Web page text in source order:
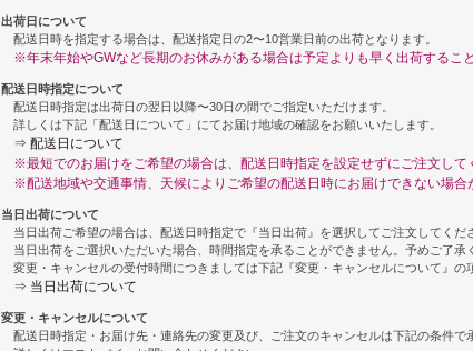
出荷日について
配送日時を指定する場合は、配送指定日の2〜10営業日前の出荷となります。
※年末年始やGWなど長期のお休みがある場合は予定よりも早く出荷するこ
配送日時指定について
配送日時指定は出荷日の翌日以降〜30日の間でご指定いただけます。
詳しくは下記「配送日について」にてお届け地域の確認をお願いいたします。
⇒ 配送日について
※最短でのお届けをご希望の場合は、配送日時指定を設定せずにご注文して
※配送地域や交通事情、天候によりご希望の配送日時にお届けできない場合
当日出荷について
当日出荷ご希望の場合は、配送日時指定で『当日出荷』を選択してご注文してくだ
当日出荷をご選択いただいた場合、時間指定を承ることができません。予めご了承
変更・キャンセルの受付時間につきましては下記『変更・キャンセルについて』の
⇒ 当日出荷について
変更・キャンセルについて
配送日時指定・お届け先・連絡先の変更及び、ご注文のキャンセルは下記の条件で